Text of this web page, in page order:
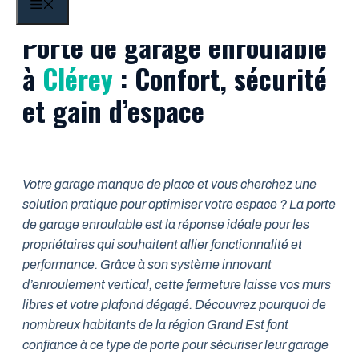
Porte de garage enroulable
à Clérey : Confort, sécurité
et gain d’espace
Votre garage manque de place et vous cherchez une
solution pratique pour optimiser votre espace ? La porte
de garage enroulable est la réponse idéale pour les
propriétaires qui souhaitent allier fonctionnalité et
performance. Grâce à son système innovant
d’enroulement vertical, cette fermeture laisse vos murs
libres et votre plafond dégagé. Découvrez pourquoi de
nombreux habitants de la région Grand Est font
confiance à ce type de porte pour sécuriser leur garage